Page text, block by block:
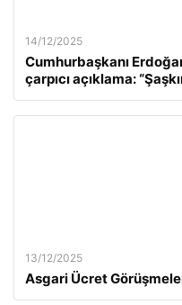
14/12/2025
Cumhurbaşkanı
çarpıcı açıklama:
13/12/2025
Asgari Ücret